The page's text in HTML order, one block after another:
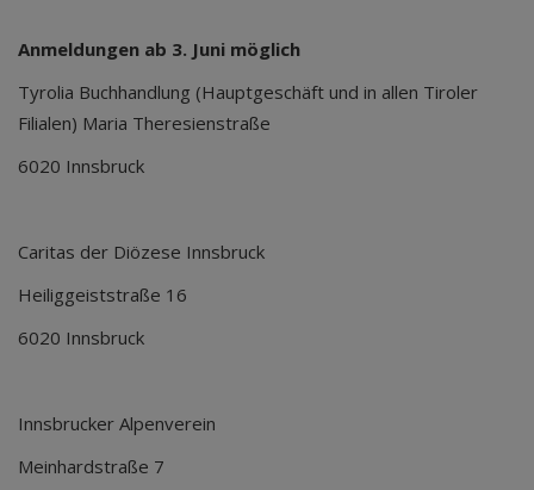
Anmeldungen ab 3. Juni möglich
Tyrolia Buchhandlung (Hauptgeschäft und in allen Tiroler
Filialen) Maria Theresienstraße
6020 Innsbruck
Caritas der Diözese Innsbruck
Heiliggeiststraße 16
6020 Innsbruck
Innsbrucker Alpenverein
Meinhardstraße 7